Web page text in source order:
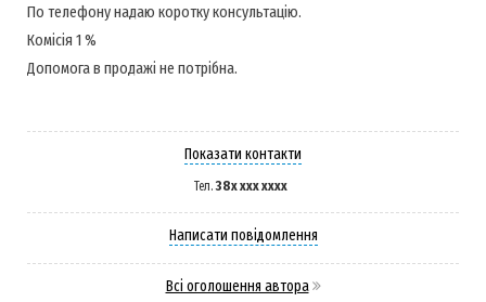
По телефону надаю коротку консультацію.
Комісія 1 %
Допомога в продажі не потрібна.
Показати контакти
Тел.38x xxx xxxx
Написати повідомлення
Всі оголошення автора